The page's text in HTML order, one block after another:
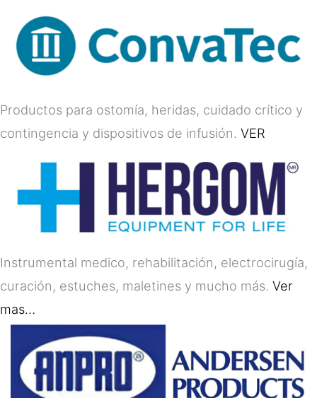
Productos para ostomía, heridas, cuidado crítico y
contingencia y dispositivos de infusión. VER
Instrumental medico, rehabilitación, electrocirugía,
curación, estuches, maletines y mucho más. Ver
mas…